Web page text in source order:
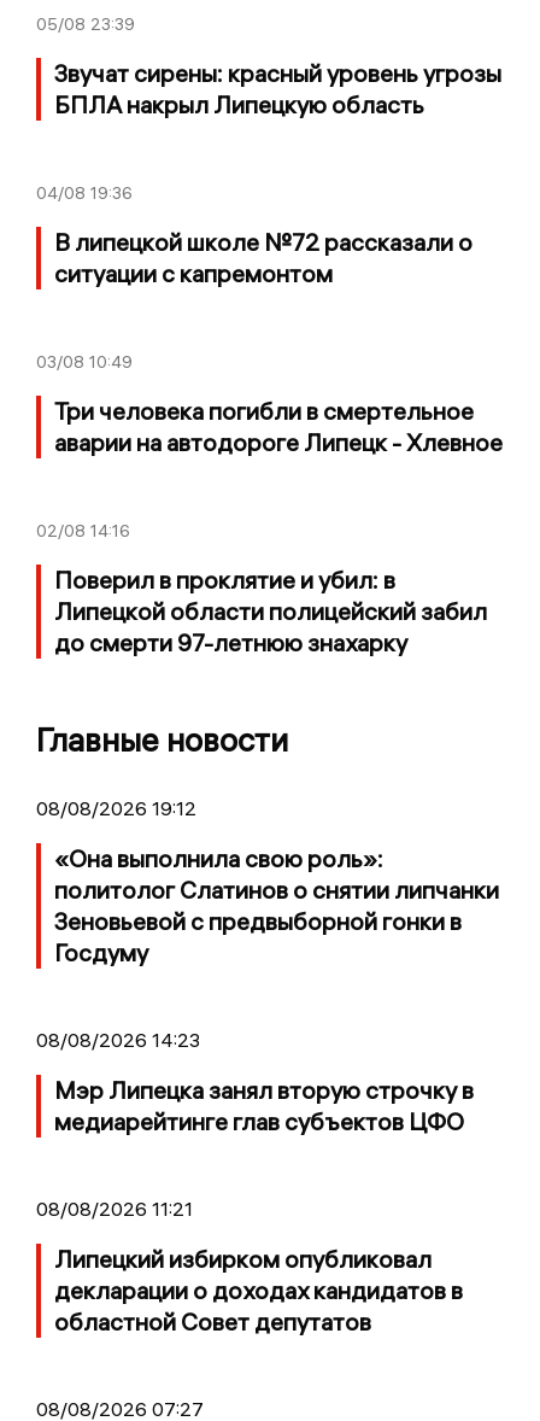
05/08 23:39
Звучат сирены: красный уровень угрозы
БПЛА накрыл Липецкую область
04/08 19:36
В липецкой школе №72 рассказали о
ситуации с капремонтом
03/08 10:49
Три человека погибли в смертельное
аварии на автодороге Липецк - Хлевное
02/08 14:16
Поверил в проклятие и убил: в
Липецкой области полицейский забил
до смерти 97-летнюю знахарку
Главные новости
08/08/2026 19:12
«Она выполнила свою роль»:
политолог Слатинов о снятии липчанки
Зеновьевой с предвыборной гонки в
Госдуму
08/08/2026 14:23
Мэр Липецка занял вторую строчку в
медиарейтинге глав субъектов ЦФО
08/08/2026 11:21
Липецкий избирком опубликовал
декларации о доходах кандидатов в
областной Совет депутатов
08/08/2026 07:27